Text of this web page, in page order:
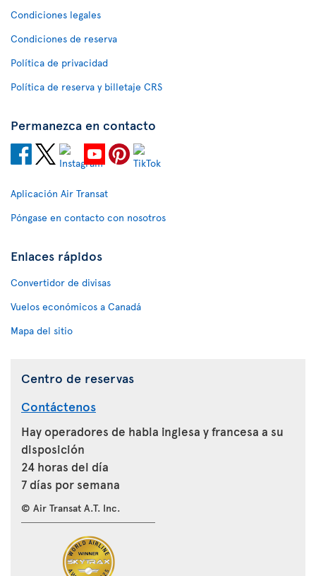
Condiciones legales
Condiciones de reserva
Política de privacidad
Política de reserva y billetaje CRS
Permanezca en contacto
Aplicación Air Transat
Póngase en contacto con nosotros
Enlaces rápidos
Convertidor de divisas
Vuelos económicos a Canadá
Mapa del sitio
Centro de reservas
Contáctenos
Hay operadores de habla inglesa y francesa a su
disposición
24 horas del día
7 días por semana
© Air Transat A.T. Inc.